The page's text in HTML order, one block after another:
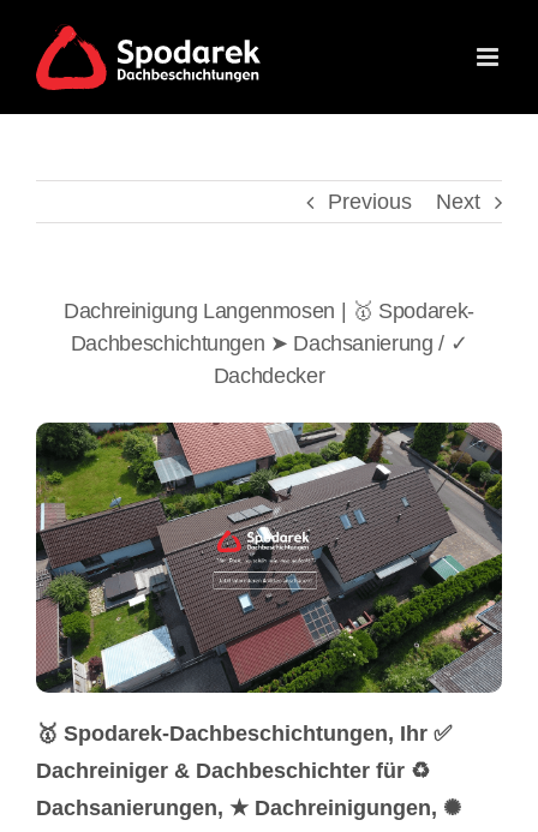
content
Previous Next
Dachreinigung Langenmosen | 🥇 Spodarek-
Dachbeschichtungen ➤ Dachsanierung / ✓
Dachdecker
🥇 Spodarek-Dachbeschichtungen, Ihr ✅
Dachreiniger & Dachbeschichter für ♻
Dachsanierungen, ★ Dachreinigungen, ✺